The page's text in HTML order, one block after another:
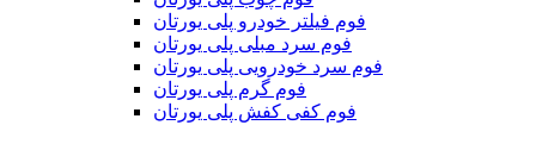
فوم فیلتر خودرو پلی یورتان
فوم سرد مبلی پلی یورتان
فوم سرد خودرویی پلی یورتان
فوم گرم پلی یورتان
فوم کفی کفش پلی یورتان